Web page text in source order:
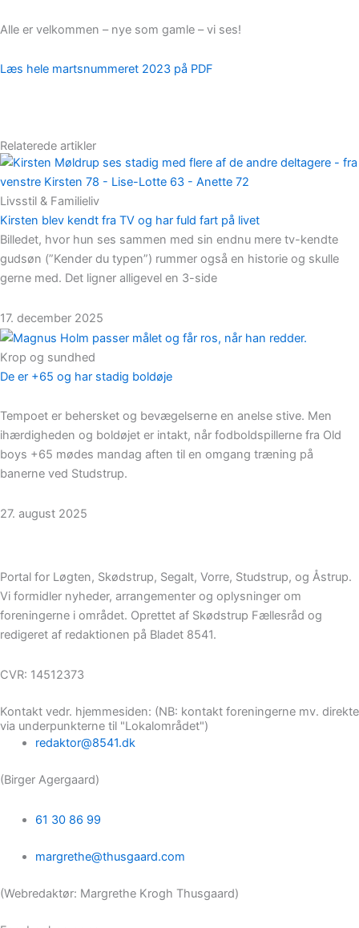
Alle er velkommen – nye som gamle – vi ses!
Læs hele martsnummeret 2023 på PDF
Relaterede artikler
Livsstil & Familieliv
Kirsten blev kendt fra TV og har fuld fart på livet
Billedet, hvor hun ses sammen med sin endnu mere tv-kendte
gudsøn (”Kender du typen”) rummer også en historie og skulle
gerne med. Det ligner alligevel en 3-side
17. december 2025
Krop og sundhed
De er +65 og har stadig boldøje
Tempoet er behersket og bevægelserne en anelse stive. Men
ihærdigheden og boldøjet er intakt, når fodboldspillerne fra Old
boys +65 mødes mandag aften til en omgang træning på
banerne ved Studstrup.
27. august 2025
Portal for Løgten, Skødstrup, Segalt, Vorre, Studstrup, og Åstrup.
Vi formidler nyheder, arrangementer og oplysninger om
foreningerne i området. Oprettet af Skødstrup Fællesråd og
redigeret af redaktionen på Bladet 8541.
CVR: 14512373
Kontakt vedr. hjemmesiden: (NB: kontakt foreningerne mv. direkte
via underpunkterne til "Lokalområdet")
redaktor@8541.dk
(Birger Agergaard)
61 30 86 99
margrethe@thusgaard.com
(Webredaktør: Margrethe Krogh Thusgaard)